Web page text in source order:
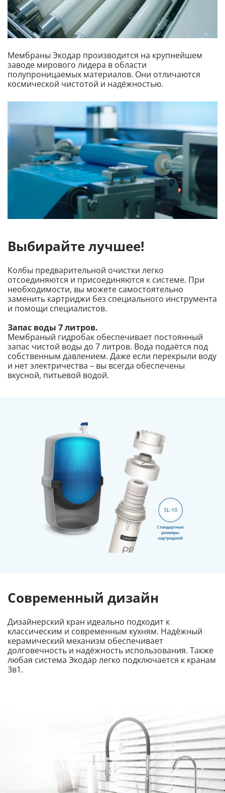
Мембраны Экодар производится на крупнейшем
заводе мирового лидера в области
полупроницаемых материалов. Они отличаются
космической чистотой и надёжностью.
Выбирайте лучшее!
Колбы предварительной очистки легко
отсоединяются и присоединяются к системе. При
необходимости, вы можете самостоятельно
заменить картриджи без специального инструмента
и помощи специалистов.
Запас воды 7 литров.
Мембраный гидробак обеспечивает постоянный
запас чистой воды до 7 литров. Вода подаётся под
собственным давлением. Даже если перекрыли воду
и нет электричества – вы всегда обеспечены
вкусной, питьевой водой.
Современный дизайн
Дизайнерский кран идеально подходит к
классическим и современным кухням. Надёжный
керамический механизм обеспечивает
долговечность и надёжность использования. Также
любая система Экодар легко подключается к кранам
3в1.